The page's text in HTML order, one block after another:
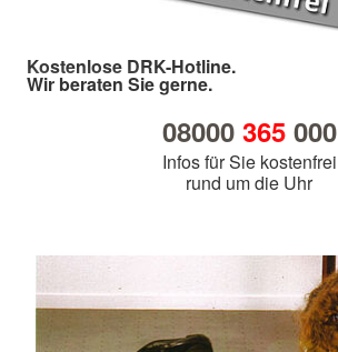
Kostenlose DRK-Hotline.
Wir beraten Sie gerne.
08000 365000
Infos für Sie kostenfrei
rund um die Uhr